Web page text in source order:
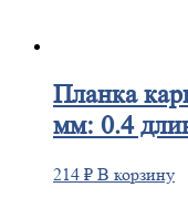
Планка
мм: 0.4
214 ₽ В корзину